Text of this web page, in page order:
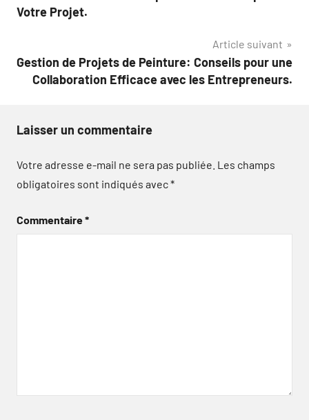
de
Votre Projet.
Article suivant
Gestion de Projets de Peinture: Conseils pour une
Collaboration Efficace avec les Entrepreneurs.
Laisser un commentaire
Votre adresse e-mail ne sera pas publiée. Les champs
obligatoires sont indiqués avec*
Commentaire*